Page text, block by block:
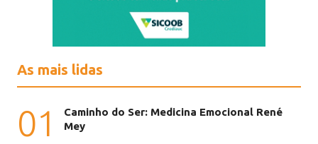
As mais lidas
01
Caminho do Ser: Medicina Emocional René
Mey